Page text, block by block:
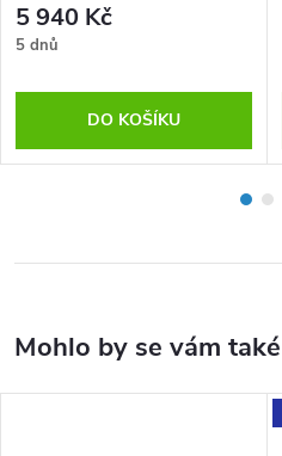
5 940 Kč
5 dnů
DO KOŠÍKU